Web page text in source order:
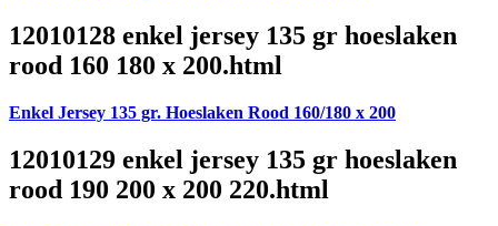
12010128 enkel jersey 135 gr hoeslaken
rood 160 180 x 200.html
Enkel Jersey 135 gr. Hoeslaken Rood 160/180 x 200
12010129 enkel jersey 135 gr hoeslaken
rood 190 200 x 200 220.html